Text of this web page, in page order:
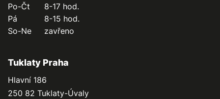
Po-Čt
8-17 hod.
Pá
8-15 hod.
So-Ne
zavřeno
Tuklaty Praha
Hlavní 186
250 82 Tuklaty-Úvaly